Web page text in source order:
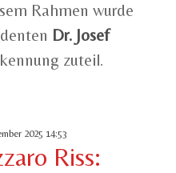
Rahmen wurde
Dr. Josef
zuteil.
2025 14:53
Riss: